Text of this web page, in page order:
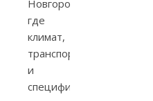
Новгороде,
где
климат,
транспорт
и
специфика